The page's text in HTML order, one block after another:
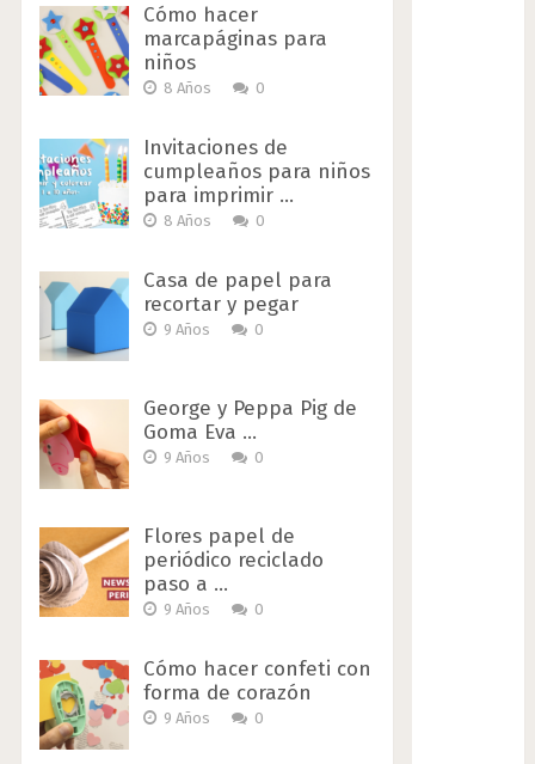
Cómo hacer
marcapáginas para
niños
8 Años 0
Invitaciones de
cumpleaños para niños
para imprimir …
8 Años 0
Casa de papel para
recortar y pegar
9 Años 0
George y Peppa Pig de
Goma Eva …
9 Años 0
Flores papel de
periódico reciclado
paso a …
9 Años 0
Cómo hacer confeti con
forma de corazón
9 Años 0